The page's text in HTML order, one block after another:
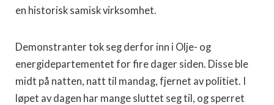
en historisk samisk virksomhet.
Demonstranter tok seg derfor inn i Olje- og
energidepartementet for fire dager siden. Disse ble
midt på natten, natt til mandag, fjernet av politiet. I
løpet av dagen har mange sluttet seg til, og sperret